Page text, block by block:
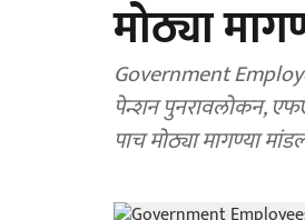
मोठ्या
Government
पेन्शन पुनरावलोकन,
पाच मोठ्या मागण्या